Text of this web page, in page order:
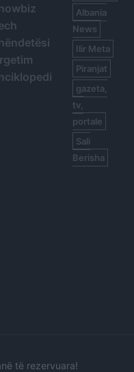
Albania
News
Ilir Meta
Piranjat
gazeta,
tv,
portale
Sali
Berisha
të rezervuara!